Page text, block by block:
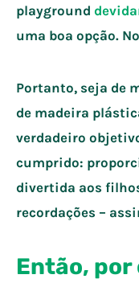
playground
uma boa opção.
Portanto, seja de
de madeira
verdadeiro
cumprido:
divertida aos
recordações –
Então,